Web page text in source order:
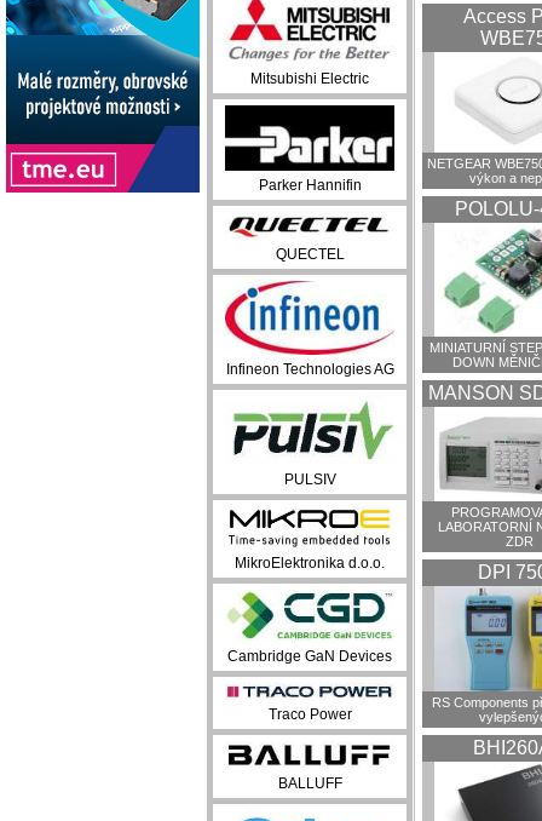
Mitsubishi Electric
Parker Hannifin
QUECTEL
Infineon Technologies AG
PULSIV
MikroElektronika d.o.o.
Cambridge GaN Devices
Traco Power
BALLUFF
Access
NETGEAR
výkon a
MINIATURNÍ
DOWN
MANSON
LABORATORNÍ
ZDR
DPI
RS Components